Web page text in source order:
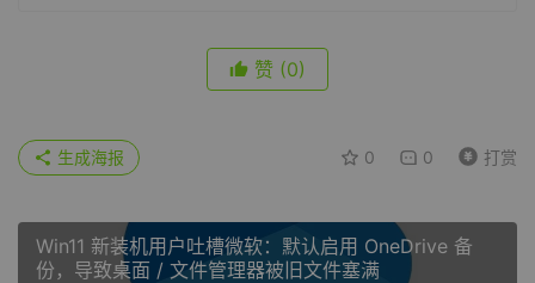
赞 (0)
0 0 打赏
生成海报
Win11 新装机用户吐槽微软：默认启用 OneDrive 备
份，导致桌面 / 文件管理器被旧文件塞满